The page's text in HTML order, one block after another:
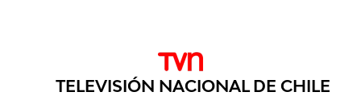
TELEVISIÓN NACIONAL DE CHILE